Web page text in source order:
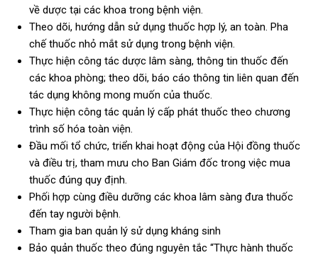
về dược tại các khoa trong bệnh viện.
Theo dõi, hướng dẫn sử dụng thuốc hợp lý, an toàn. Pha
chế thuốc nhỏ mắt sử dụng trong bệnh viện.
Thực hiện công tác dược lâm sàng, thông tin thuốc đến
các khoa phòng; theo dõi, báo cáo thông tin liên quan đến
tác dụng không mong muốn của thuốc.
Thực hiện công tác quản lý cấp phát thuốc theo chương
trình số hóa toàn viện.
Đầu mối tổ chức, triển khai hoạt động của Hội đồng thuốc
và điều trị, tham mưu cho Ban Giám đốc trong việc mua
thuốc đúng quy định.
Phối hợp cùng điều dưỡng các khoa lâm sàng đưa thuốc
đến tay người bệnh.
Tham gia ban quản lý sử dụng kháng sinh
Bảo quản thuốc theo đúng nguyên tắc “Thực hành thuốc